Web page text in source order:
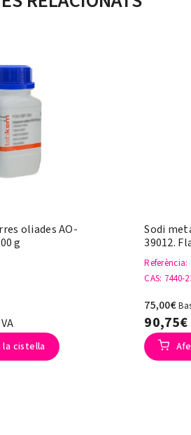
oliades AO-
g
la cistella
Sodi
39012.
Referència:
CAS: 7440-
75,00€
90,75€